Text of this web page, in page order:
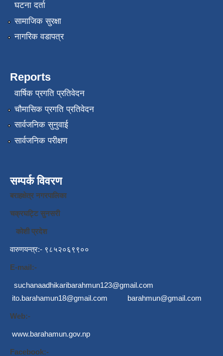
घटना दर्ता
सामाजिक सुरक्षा
नागरिक वडापत्र
Reports
वार्षिक प्रगति प्रतिवेदन
चौमासिक प्रगति प्रतिवेदन
सार्वजनिक सुनुवाई
सार्वजनिक परीक्षण
सम्पर्क विवरण
बराहक्षेत्र नगरपालिका
चक्रघट्टि सुनसरी
कोशी प्रदेश
वारुणयन्त्र:- ९८५२०६९९००
E-mail:-
suchanaadhikaribarahmun123@gmail.com
ito.barahamun18@gmail.com
barahmun@gmail.com
Web:-
www.barahamun.gov.np
Facebook:-